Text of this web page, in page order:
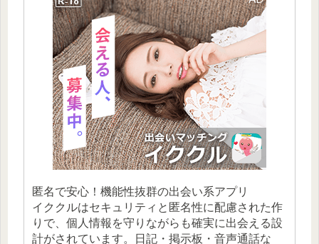
匿名で安心！機能性抜群の出会い系アプリ
イククルはセキュリティと匿名性に配慮された作
りで、個人情報を守りながらも確実に出会える設
計がされています。日記・掲示板・音声通話な